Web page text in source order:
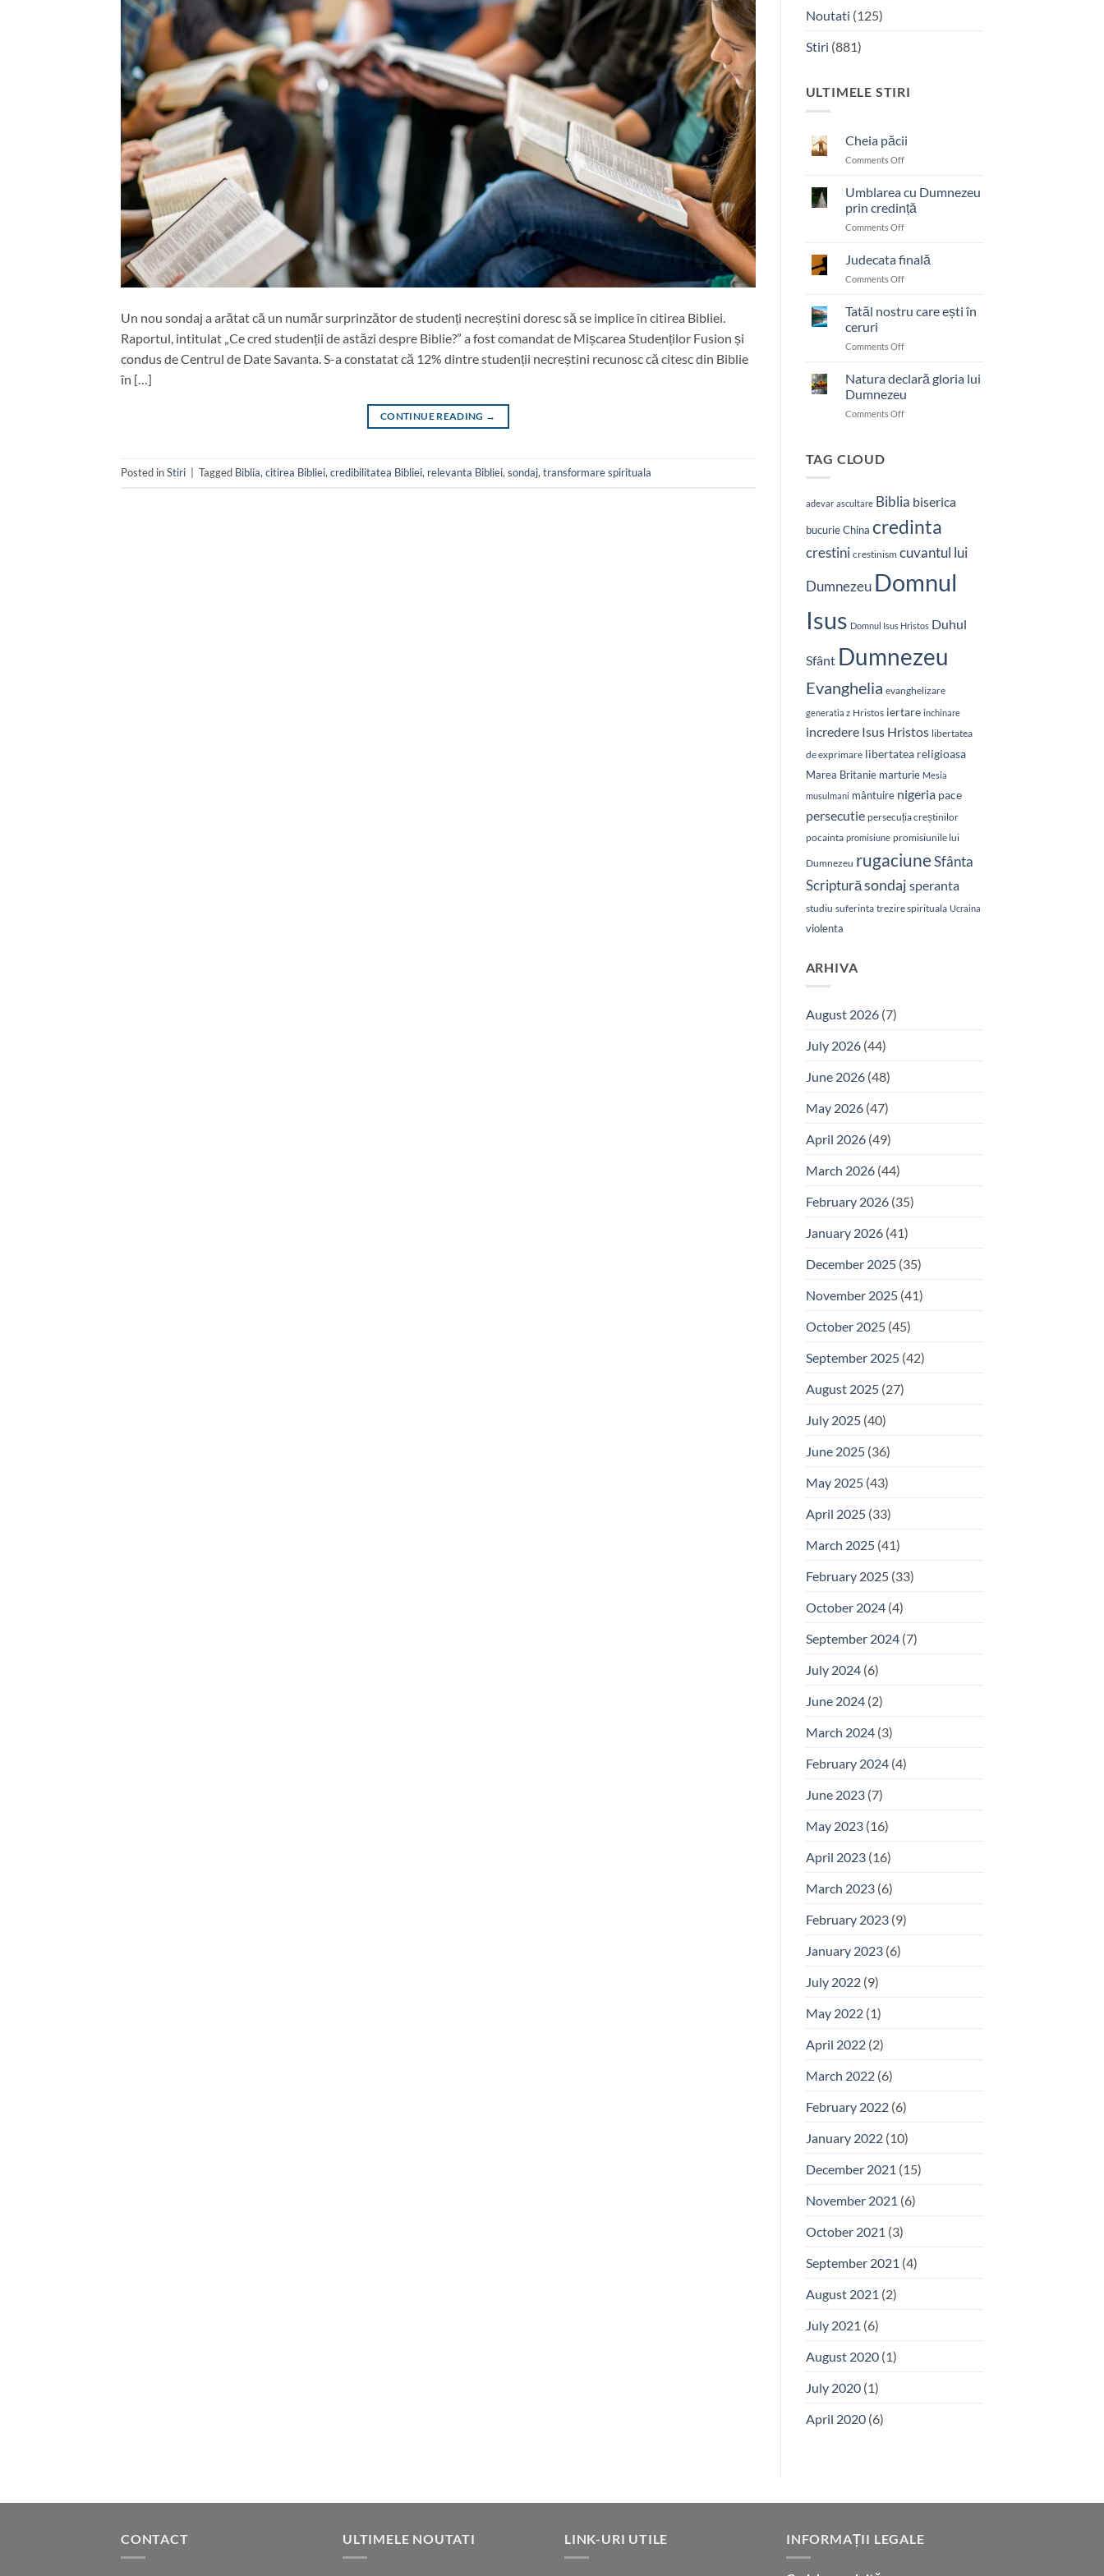
Un nou sondaj a arătat că un număr surprinzător de studenți necreștini doresc să se implice în citirea Bibliei.
Raportul, intitulat „Ce cred studenții de astăzi despre Biblie?” a fost comandat de Mișcarea Studenților Fusion și
condus de Centrul de Date Savanta. S-a constatat că 12% dintre studenții necreștini recunosc că citesc din Biblie
în […]
CONTINUE READING →
Posted inStiri Tagged Biblia, citirea Bibliei, credibilitatea Bibliei, relevanta Bibliei, sondaj, transformare spirituala
Noutati (125)
Stiri (881)
ULTIMELE STIRI
Cheia păcii
Comments Offon
păcii
Umblarea cu Dumnezeu
prin credință
Comments Offon
cu
Dumnezeu
prin
Judecata finală
Comments Offon
Tatăl nostru care ești în
ceruri
Comments Offon
nostru
care
ești
în
Natura declară gloria lui
Dumnezeu
Comments Offon
TAG CLOUD
adevar ascultare Biblia biserica
bucurie China credinta
crestini crestinism cuvantul lui
Dumnezeu Domnul
Isus Domnul Isus Hristos Duhul
Sfânt Dumnezeu
Evanghelia evanghelizare
generatia z Hristos iertare inchinare
incredere Isus Hristos libertatea
de exprimare libertatea religioasa
Marea Britanie marturie Mesia
musulmani mântuire nigeria pace
persecutie persecuția creștinilor
pocainta promisiune promisiunile lui
Dumnezeu rugaciuneSfânta
Scripturăsondaj speranta
studiu suferinta trezire spirituala Ucraina
violenta
ARHIVA
August 2026(7)
July 2026(44)
June 2026(48)
May 2026(47)
April 2026(49)
March 2026(44)
February 2026(35)
January 2026(41)
December 2025(35)
November 2025(41)
October 2025(45)
September 2025(42)
August 2025(27)
July 2025(40)
June 2025(36)
May 2025(43)
April 2025(33)
March 2025(41)
February 2025(33)
October 2024(4)
September 2024(7)
July 2024(6)
June 2024(2)
March 2024(3)
February 2024(4)
June 2023(7)
May 2023(16)
April 2023(16)
March 2023(6)
February 2023(9)
January 2023(6)
July 2022(9)
May 2022(1)
April 2022(2)
March 2022(6)
February 2022(6)
January 2022(10)
December 2021 (15)
November 2021 (6)
October 2021 (3)
September 2021 (4)
August 2021 (2)
July 2021 (6)
August 2020(1)
July 2020(1)
April 2020(6)
CONTACT ULTIMELE NOUTATI LINK-URI UTILE INFORMAȚII LEGALE